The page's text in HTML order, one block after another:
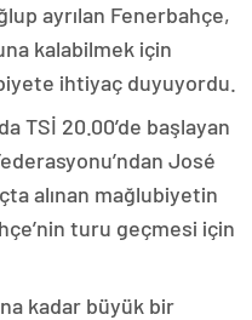
ayrılan Fenerbahçe,
kalabilmek için
ihtiyaç duyuyordu.
TSİ 20.00’de başlayan
José
alınan mağlubiyetin
turu geçmesi için
kadar büyük bir